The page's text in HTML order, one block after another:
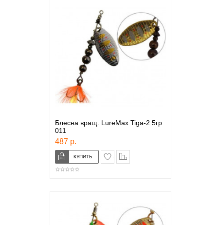
Блесна вращ. LureMax Tiga-2 5гр
011
487 р.
в закладки